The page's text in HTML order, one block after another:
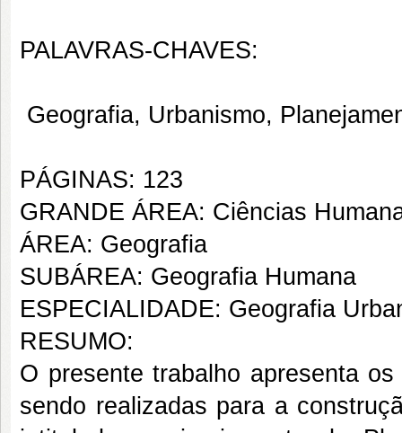
PALAVRAS-CHAVES:
Geografia, Urbanismo,
PÁGINAS: 123
GRANDE ÁREA: Ciências
ÁREA: Geografia
SUBÁREA: Geografia Humana
ESPECIALIDADE: Geografia
RESUMO:
O presente trabalho apresenta
sendo realizadas para a